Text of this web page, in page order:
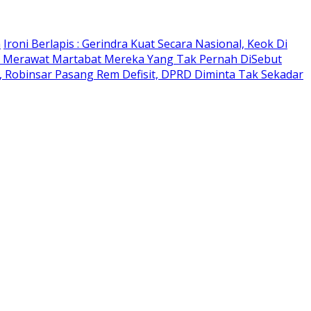
Ironi Berlapis : Gerindra Kuat Secara Nasional, Keok Di
Martabat Mereka Yang Tak Pernah DiSebut
Pasang Rem Defisit, DPRD Diminta Tak Sekadar